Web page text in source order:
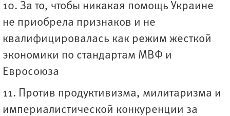
10. За то, чтобы никакая помощь Украине
не приобрела признаков и не
квалифицировалась как режим жесткой
экономики по стандартам МВФ и
Евросоюза
11. Против продуктивизма, милитаризма и
империалистической конкуренции за